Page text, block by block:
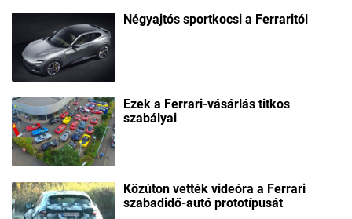
Négyajtós sportkocsi a Ferraritól
Ezek a Ferrari-vásárlás titkos
szabályai
Közúton vették videóra a Ferrari
szabadidő-autó prototípusát